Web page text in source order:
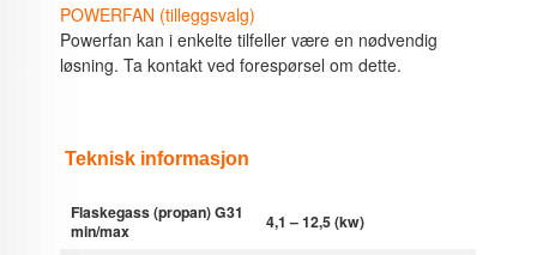
POWERFAN (tilleggsvalg)
Powerfan kan i enkelte tilfeller være en nødvendig
løsning. Ta kontakt ved forespørsel om dette.
Teknisk informasjon
Flaskegass (propan) G31
min/max
4,1 – 12,5 (kw)